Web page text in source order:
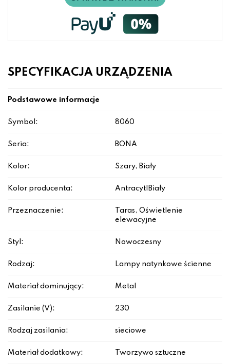
SPECYFIKACJA URZĄDZENIA
Podstawowe informacje
Symbol: 8060
Seria: BONA
Kolor: Szary, Biały
Kolor producenta: Antracyt|Biały
Przeznaczenie:
Taras, Oświetlenie
elewacyjne
Styl: Nowoczesny
Rodzaj: Lampy natynkowe ścienne
Materiał dominujący: Metal
Zasilanie (V): 230
Rodzaj zasilania: sieciowe
Materiał dodatkowy: Tworzywo sztuczne